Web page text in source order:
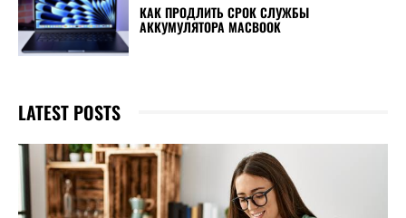
КАК ПРОДЛИТЬ СРОК СЛУЖБЫ
АККУМУЛЯТОРА MACBOOK
LATEST POSTS